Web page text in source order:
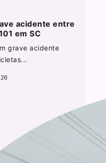
acidente entre
em SC
grave acidente